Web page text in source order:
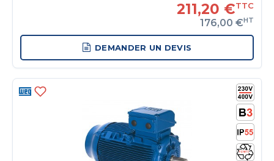
211,20 €TTC
176,00 €HT
DEMANDER UN DEVIS